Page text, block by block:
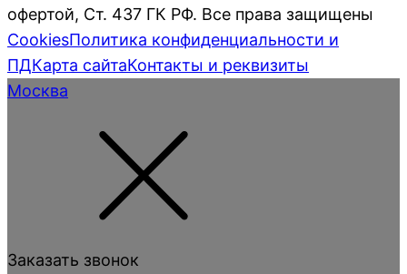
офертой, Ст. 437 ГК РФ. Все права защищены
CookiesПолитика конфиденциальности и
ПДКарта сайтаКонтакты и реквизиты
Москва
Заказать звонок